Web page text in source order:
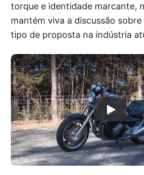
torque e identidade marcante,
mantém viva a discussão
tipo de proposta na indústria